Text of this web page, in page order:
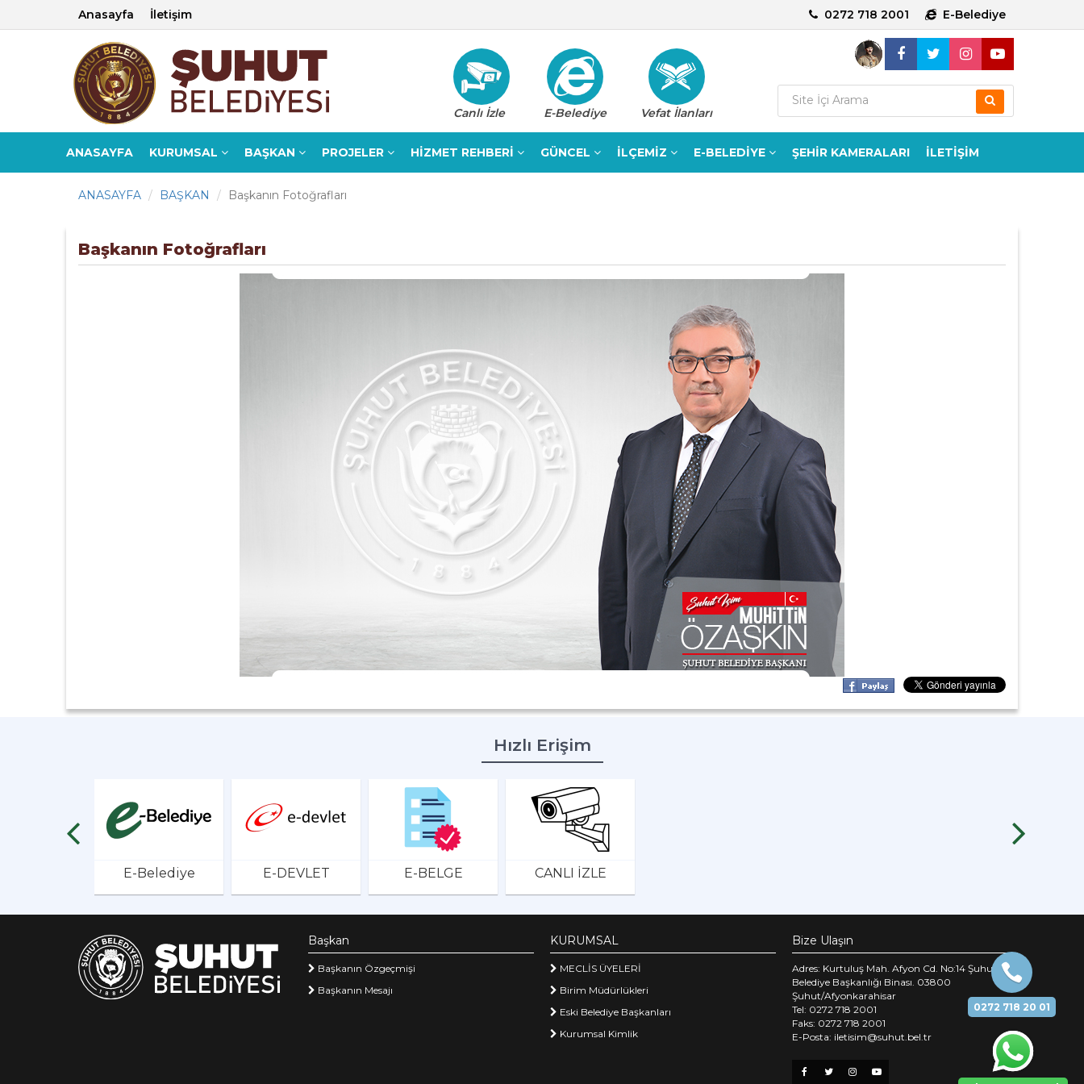
0272 718 20 01
Anasayfa İletişim 0272 718 2001 E-Belediye
Canlı İzle E-Belediye Vefat İlanları
ANASAYFA KURUMSAL BAŞKAN PROJELER HİZMET REHBERİ GÜNCEL İLÇEMİZ E-BELEDİYE ŞEHİR KAMERALARI İLETİŞİM
ANASAYFA BAŞKAN Başkanın Fotoğrafları
Başkanın Fotoğrafları
Hızlı Erişim
E-Belediye E-DEVLET E-BELGE CANLI İZLE
Başkan
Başkanın Özgeçmişi
Başkanın Mesajı
KURUMSAL
MECLİS ÜYELERİ
Birim Müdürlükleri
Eski Belediye Başkanları
Kurumsal Kimlik
Bize Ulaşın
Adres: Kurtuluş Mah. Afyon Cd. No:14 Şuhut
Belediye Başkanlığı Binası. 03800
Şuhut/Afyonkarahisar
Tel: 0272 718 2001
Faks: 0272 718 2001
E-Posta: iletisim@suhut.bel.tr